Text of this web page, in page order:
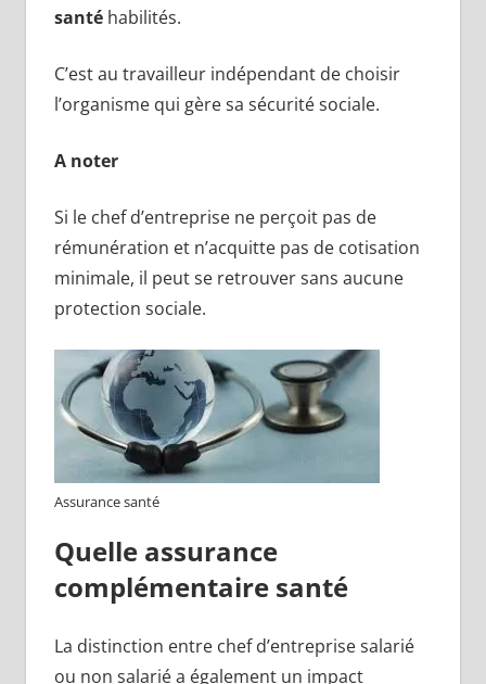
santéhabilités.
C’est au travailleur indépendant de choisir
l’organisme qui gère sa sécurité sociale.
A noter
Si le chef d’entreprise ne perçoit pas de
rémunération et n’acquitte pas de cotisation
minimale, il peut se retrouver sans aucune
protection sociale.
Assurance santé
Quelle assurance
complémentaire santé
La distinction entre chef d’entreprise salarié
ou non salarié a également un impact